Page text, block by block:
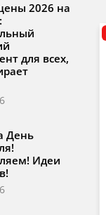
2026 на
для всех,
День
Идеи